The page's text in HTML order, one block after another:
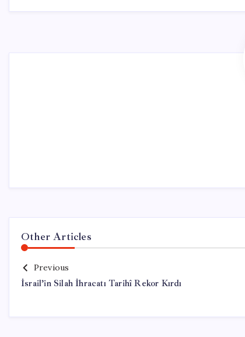
Other Articles
Previous
İsrail’in Silah İhracatı Tarihî Rekor Kırdı